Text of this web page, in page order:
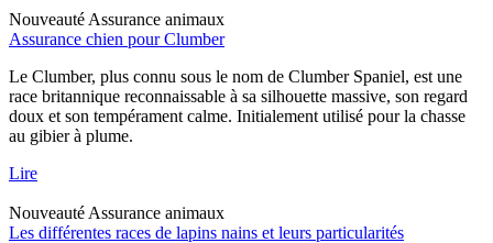
Nouveauté Assurance animaux
Assurance chien pour Clumber
Le Clumber, plus connu sous le nom de Clumber Spaniel, est une
race britannique reconnaissable à sa silhouette massive, son regard
doux et son tempérament calme. Initialement utilisé pour la chasse
au gibier à plume.
Lire
Nouveauté Assurance animaux
Les différentes races de lapins nains et leurs particularités